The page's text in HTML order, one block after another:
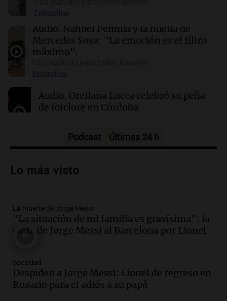
01:31 Ciencia
Reducir alimentos dulces no disminuye
antojos ni mejora la salud, según estudio
01:29 Mundo
El lago Mead alcanza su nivel más bajo en 90
años, evidenciando la crisis hídrica en EE.UU.
Episodios
Audio. Nahuel Pennisi y la huella de
Mercedes Sosa: "La emoción es el filtro
máximo".
Episodios
Audio. Orellana Lucca celebró su peña
de folclore en Córdoba
Audio.Trágico accidente en Mendoza:
vehículos desde un puente
Audio.Tragedia en Mendoza: un muerto
y cinco heridos tras caer dos autos desde
un puente
Audio.Messi llegará esta noche a
Rosario para acompañar a su familia
Podcast Últimas 24 h
Lo más visto
La muerte de Jorge Messi
"La situación de mi familia es gravísima": la
carta de Jorge Messi al Barcelona por Lionel
Sociedad
Despiden a Jorge Messi: Lionel de regreso en
Rosario para el adiós a su papá